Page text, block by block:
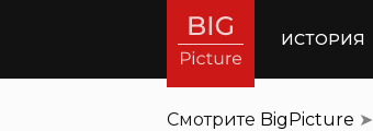
ИСТОРИЯ
Смотрите BigPicture ➤